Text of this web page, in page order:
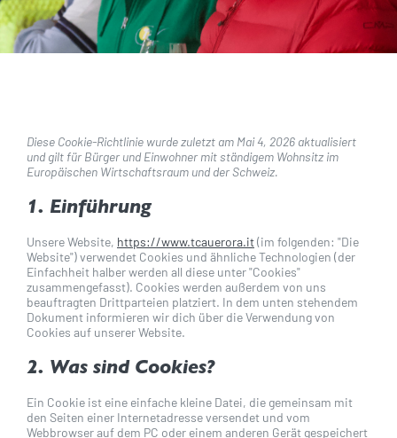
Diese Cookie-Richtlinie wurde zuletzt am Mai 4, 2026 aktualisiert
und gilt für Bürger und Einwohner mit ständigem Wohnsitz im
Europäischen Wirtschaftsraum und der Schweiz.
1. Einführung
Unsere Website, https://www.tcauerora.it(im folgenden: "Die
Website") verwendet Cookies und ähnliche Technologien (der
Einfachheit halber werden all diese unter "Cookies"
zusammengefasst). Cookies werden außerdem von uns
beauftragten Drittparteien platziert. In dem unten stehendem
Dokument informieren wir dich über die Verwendung von
Cookies auf unserer Website.
2. Was sind Cookies?
Ein Cookie ist eine einfache kleine Datei, die gemeinsam mit
den Seiten einer Internetadresse versendet und vom
Webbrowser auf dem PC oder einem anderen Gerät gespeichert